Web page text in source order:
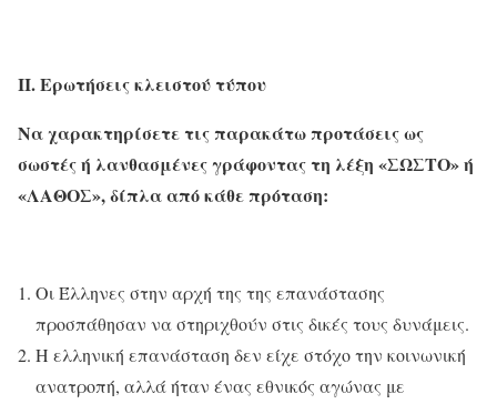
ΙΙ. Ερωτήσεις κλειστού τύπου
Να χαρακτηρίσετε τις παρακάτω προτάσεις ως
σωστές ή λανθασμένες γράφοντας τη λέξη «ΣΩΣΤΟ» ή
«ΛΑΘΟΣ», δίπλα από κάθε πρόταση:
Οι Έλληνες στην αρχή της της επανάστασης
προσπάθησαν να στηριχθούν στις δικές τους δυνάμεις.
Η ελληνική επανάσταση δεν είχε στόχο την κοινωνική
ανατροπή, αλλά ήταν ένας εθνικός αγώνας με